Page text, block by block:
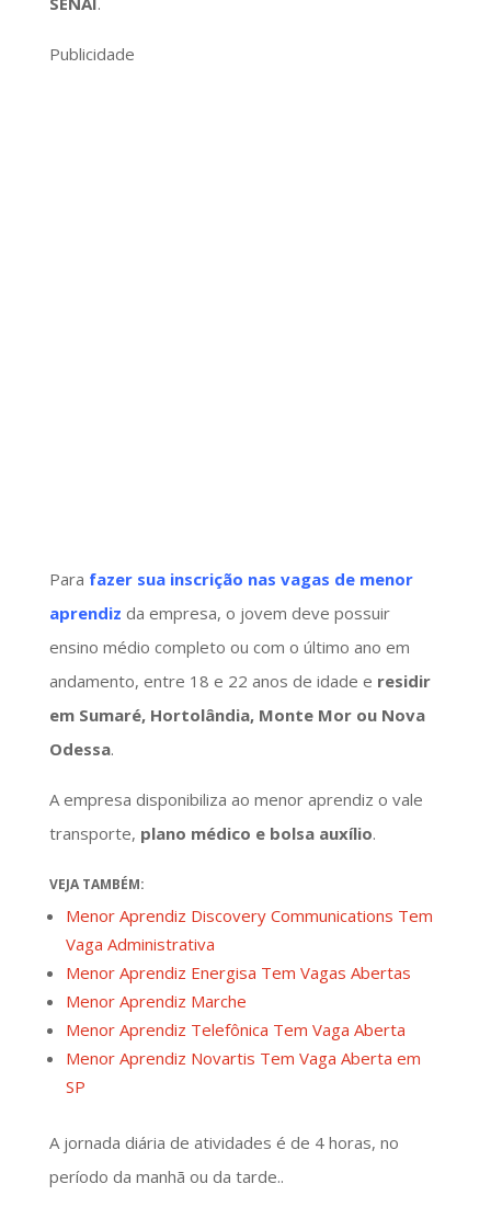
Publicidade
Para fazer sua inscrição nas vagas de menor
aprendiz da empresa, o jovem deve possuir
ensino médio completo ou com o último ano em
andamento, entre 18 e 22 anos de idade e residir
em Sumaré, Hortolândia, Monte Mor ou Nova
Odessa.
A empresa disponibiliza ao menor aprendiz o vale
transporte, plano médico e bolsa auxílio.
VEJA TAMBÉM:
Menor Aprendiz Discovery Communications Tem
Vaga Administrativa
Menor Aprendiz Energisa Tem Vagas Abertas
Menor Aprendiz Marche
Menor Aprendiz Telefônica Tem Vaga Aberta
Menor Aprendiz Novartis Tem Vaga Aberta em
SP
A jornada diária de atividades é de 4 horas, no
período da manhã ou da tarde..